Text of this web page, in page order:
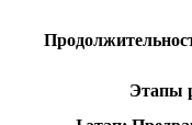
Этапы